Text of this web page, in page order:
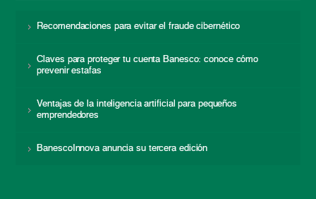
Recomendaciones para evitar el fraude cibernético
Claves para proteger tu cuenta Banesco: conoce cómo
prevenir estafas
Ventajas de la inteligencia artificial para pequeños
emprendedores
BanescoInnova anuncia su tercera edición